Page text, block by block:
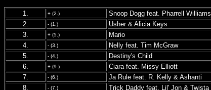
1. + (2.) Snoop Dogg feat. Pharrell Williams
2.
- (1.) Usher & Alicia Keys
3.
+ (5.) Mario
4.
- (3.) Nelly feat. Tim McGraw
5.
- (4.) Destiny's Child
6.
+ (9.) Ciara feat. Missy Elliott
7.
- (6.) Ja Rule feat. R. Kelly & Ashanti
8.
- (7.) Trick Daddy feat. Lil' Jon & Twista